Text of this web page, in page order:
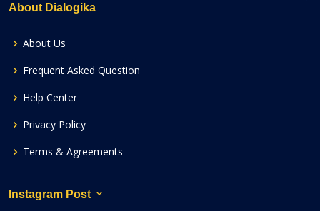
About Dialogika
About Us
Frequent Asked Question
Help Center
Privacy Policy
Terms & Agreements
Instagram Post